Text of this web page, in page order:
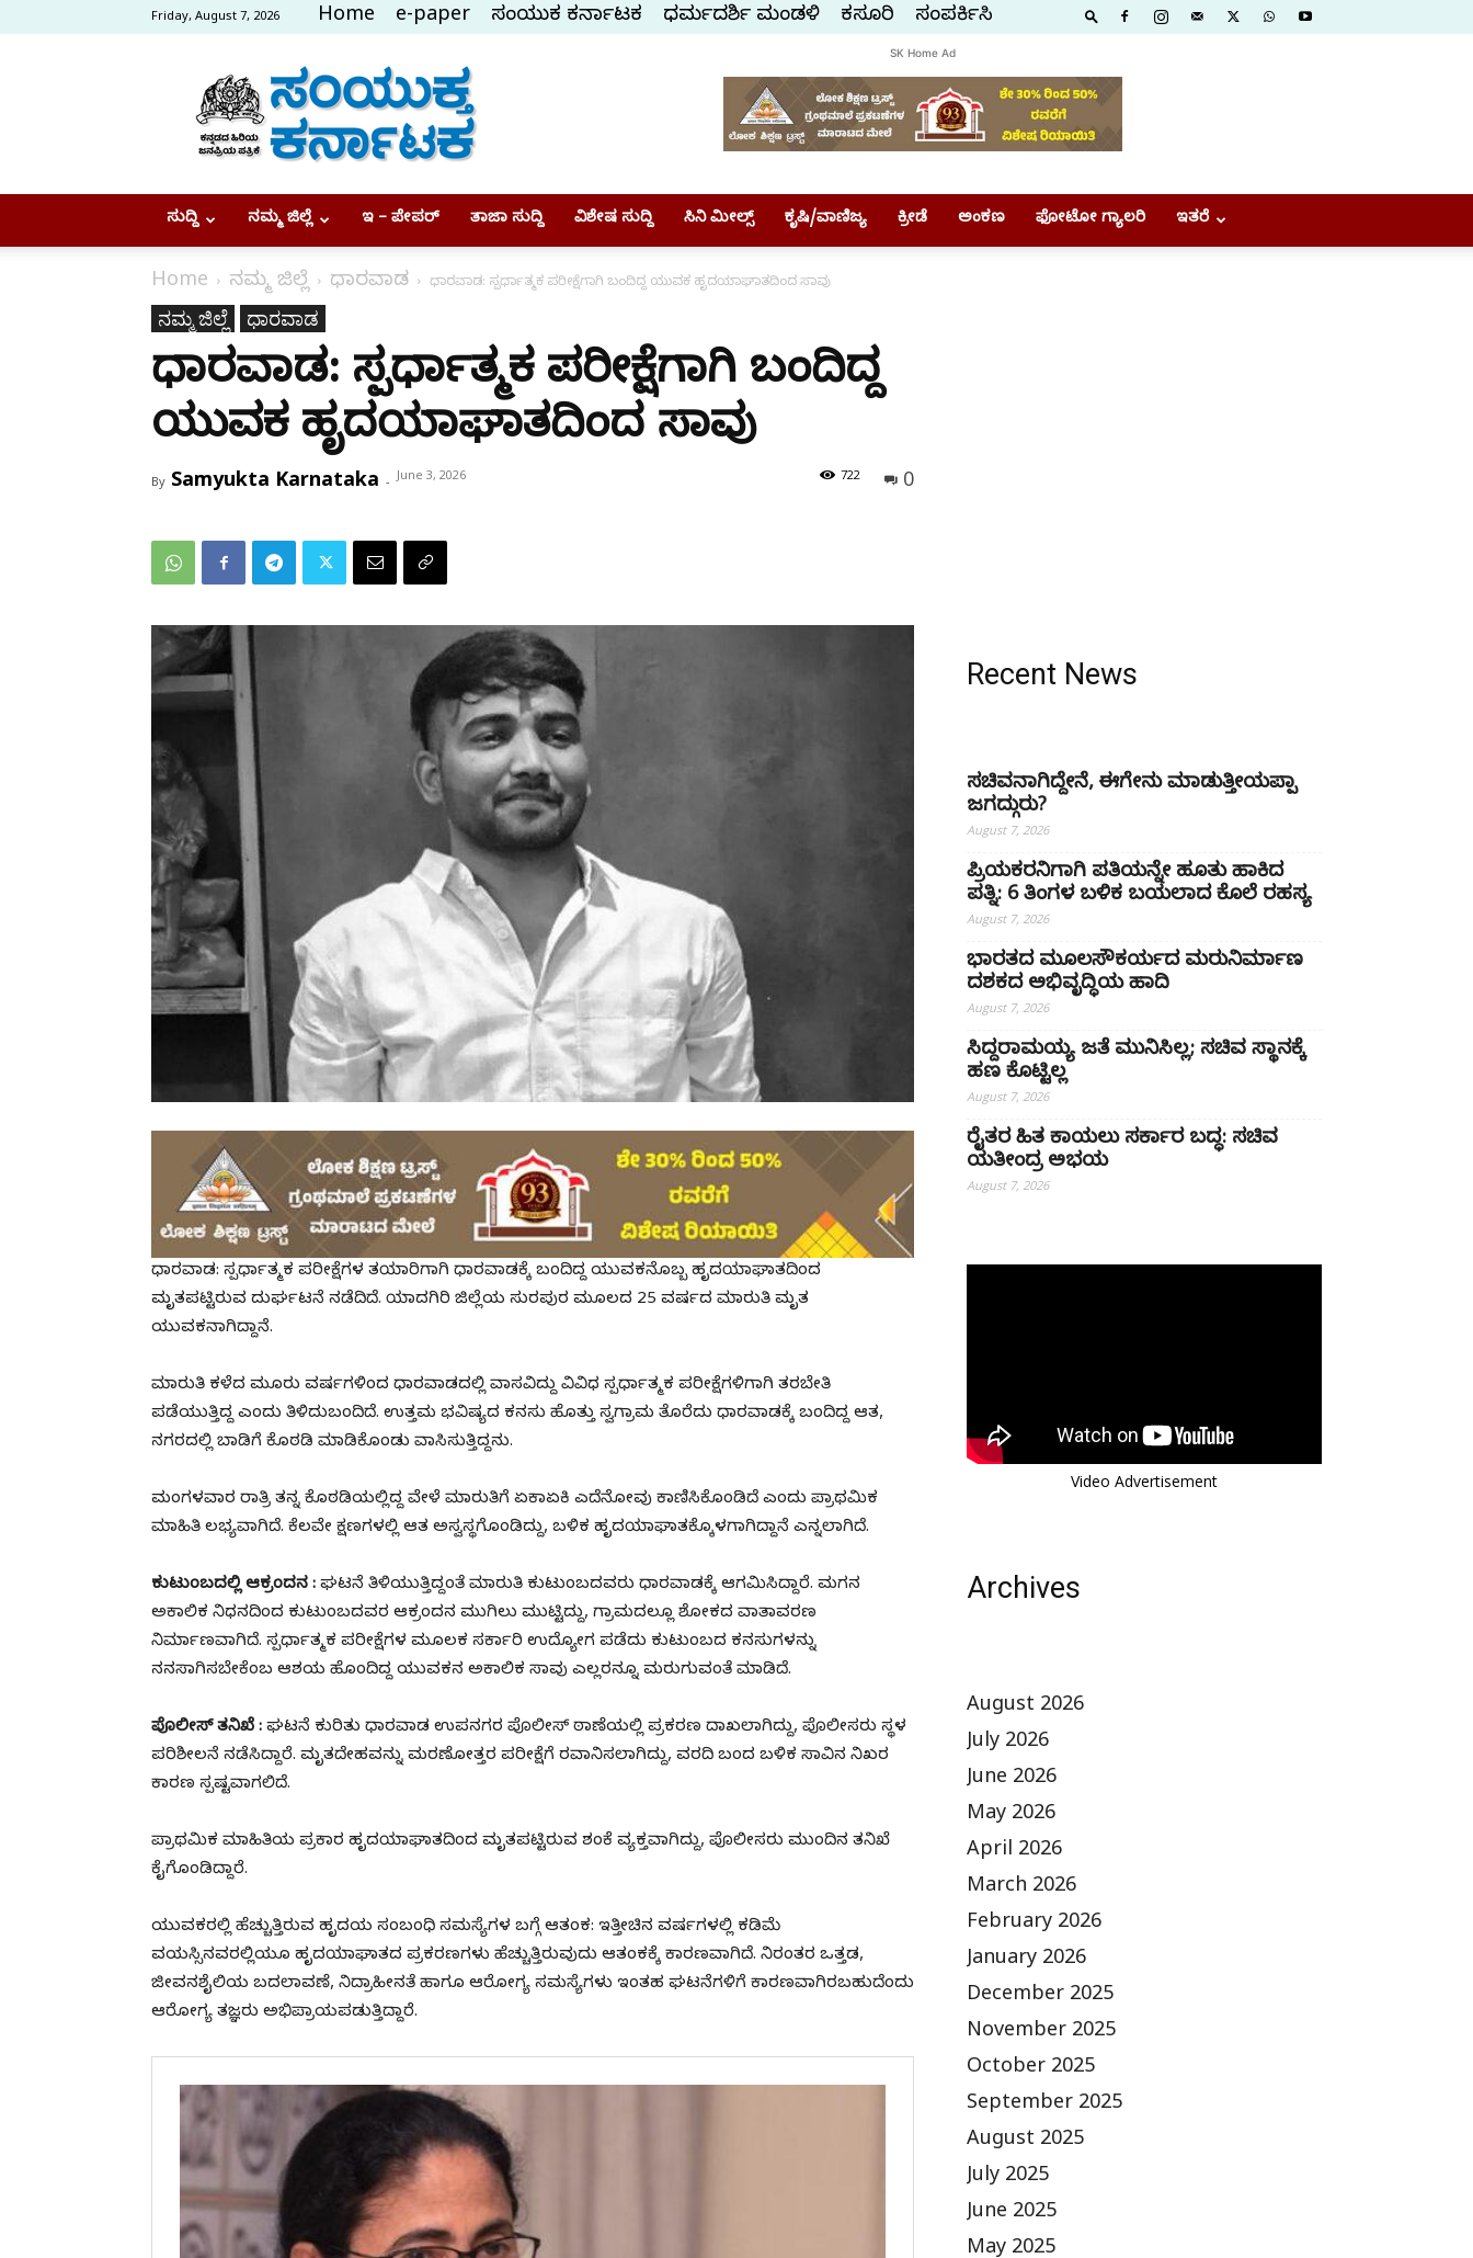
Friday, August 7, 2026 Home e-paper ಸಂಯುಕ್ತ ಕರ್ನಾಟಕ ಧರ್ಮದರ್ಶಿ ಮಂಡಳಿ ಕಸ್ತೂರಿ ಸಂಪರ್ಕಿಸಿ
Samyukta
Karnataka
SK Home Ad
ಸುದ್ದಿ ನಮ್ಮ ಜಿಲ್ಲೆ ಇ – ಪೇಪರ್ ತಾಜಾ ಸುದ್ದಿ ವಿಶೇಷ ಸುದ್ದಿ ಸಿನಿ ಮೀಲ್ಸ್ ಕೃಷಿ/ವಾಣಿಜ್ಯ ಕ್ರೀಡೆ ಅಂಕಣ ಫೋಟೋ ಗ್ಯಾಲರಿ ಇತರೆ
Home ನಮ್ಮ ಜಿಲ್ಲೆ ಧಾರವಾಡ ಧಾರವಾಡ: ಸ್ಪರ್ಧಾತ್ಮಕ ಪರೀಕ್ಷೆಗಾಗಿ ಬಂದಿದ್ದ ಯುವಕ ಹೃದಯಾಘಾತದಿಂದ ಸಾವು
ನಮ್ಮ ಜಿಲ್ಲೆ ಧಾರವಾಡ
ಧಾರವಾಡ: ಸ್ಪರ್ಧಾತ್ಮಕ ಪರೀಕ್ಷೆಗಾಗಿ ಬಂದಿದ್ದ
ಯುವಕ ಹೃದಯಾಘಾತದಿಂದ ಸಾವು
By Samyukta Karnataka - June 3, 2026 0
722
ಧಾರವಾಡ: ಸ್ಪರ್ಧಾತ್ಮಕ ಪರೀಕ್ಷೆಗಳ ತಯಾರಿಗಾಗಿ ಧಾರವಾಡಕ್ಕೆ ಬಂದಿದ್ದ ಯುವಕನೊಬ್ಬ ಹೃದಯಾಘಾತದಿಂದ
ಮೃತಪಟ್ಟಿರುವ ದುರ್ಘಟನೆ ನಡೆದಿದೆ. ಯಾದಗಿರಿ ಜಿಲ್ಲೆಯ ಸುರಪುರ ಮೂಲದ 25 ವರ್ಷದ ಮಾರುತಿ ಮೃತ
ಯುವಕನಾಗಿದ್ದಾನೆ.
ಮಾರುತಿ ಕಳೆದ ಮೂರು ವರ್ಷಗಳಿಂದ ಧಾರವಾಡದಲ್ಲಿ ವಾಸವಿದ್ದು ವಿವಿಧ ಸ್ಪರ್ಧಾತ್ಮಕ ಪರೀಕ್ಷೆಗಳಿಗಾಗಿ ತರಬೇತಿ
ಪಡೆಯುತ್ತಿದ್ದ ಎಂದು ತಿಳಿದುಬಂದಿದೆ. ಉತ್ತಮ ಭವಿಷ್ಯದ ಕನಸು ಹೊತ್ತು ಸ್ವಗ್ರಾಮ ತೊರೆದು ಧಾರವಾಡಕ್ಕೆ ಬಂದಿದ್ದ ಆತ,
ನಗರದಲ್ಲಿ ಬಾಡಿಗೆ ಕೊಠಡಿ ಮಾಡಿಕೊಂಡು ವಾಸಿಸುತ್ತಿದ್ದನು.
ಮಂಗಳವಾರ ರಾತ್ರಿ ತನ್ನ ಕೊಠಡಿಯಲ್ಲಿದ್ದ ವೇಳೆ ಮಾರುತಿಗೆ ಏಕಾಏಕಿ ಎದೆನೋವು ಕಾಣಿಸಿಕೊಂಡಿದೆ ಎಂದು ಪ್ರಾಥಮಿಕ
ಮಾಹಿತಿ ಲಭ್ಯವಾಗಿದೆ. ಕೆಲವೇ ಕ್ಷಣಗಳಲ್ಲಿ ಆತ ಅಸ್ವಸ್ಥಗೊಂಡಿದ್ದು, ಬಳಿಕ ಹೃದಯಾಘಾತಕ್ಕೊಳಗಾಗಿದ್ದಾನೆ ಎನ್ನಲಾಗಿದೆ.
ಕುಟುಂಬದಲ್ಲಿ ಆಕ್ರಂದನ : ಘಟನೆ ತಿಳಿಯುತ್ತಿದ್ದಂತೆ ಮಾರುತಿ ಕುಟುಂಬದವರು ಧಾರವಾಡಕ್ಕೆ ಆಗಮಿಸಿದ್ದಾರೆ. ಮಗನ
ಅಕಾಲಿಕ ನಿಧನದಿಂದ ಕುಟುಂಬದವರ ಆಕ್ರಂದನ ಮುಗಿಲು ಮುಟ್ಟಿದ್ದು, ಗ್ರಾಮದಲ್ಲೂ ಶೋಕದ ವಾತಾವರಣ
ನಿರ್ಮಾಣವಾಗಿದೆ. ಸ್ಪರ್ಧಾತ್ಮಕ ಪರೀಕ್ಷೆಗಳ ಮೂಲಕ ಸರ್ಕಾರಿ ಉದ್ಯೋಗ ಪಡೆದು ಕುಟುಂಬದ ಕನಸುಗಳನ್ನು
ನನಸಾಗಿಸಬೇಕೆಂಬ ಆಶಯ ಹೊಂದಿದ್ದ ಯುವಕನ ಅಕಾಲಿಕ ಸಾವು ಎಲ್ಲರನ್ನೂ ಮರುಗುವಂತೆ ಮಾಡಿದೆ.
ಪೊಲೀಸ್ ತನಿಖೆ : ಘಟನೆ ಕುರಿತು ಧಾರವಾಡ ಉಪನಗರ ಪೊಲೀಸ್ ಠಾಣೆಯಲ್ಲಿ ಪ್ರಕರಣ ದಾಖಲಾಗಿದ್ದು, ಪೊಲೀಸರು ಸ್ಥಳ
ಪರಿಶೀಲನೆ ನಡೆಸಿದ್ದಾರೆ. ಮೃತದೇಹವನ್ನು ಮರಣೋತ್ತರ ಪರೀಕ್ಷೆಗೆ ರವಾನಿಸಲಾಗಿದ್ದು, ವರದಿ ಬಂದ ಬಳಿಕ ಸಾವಿನ ನಿಖರ
ಕಾರಣ ಸ್ಪಷ್ಟವಾಗಲಿದೆ.
ಪ್ರಾಥಮಿಕ ಮಾಹಿತಿಯ ಪ್ರಕಾರ ಹೃದಯಾಘಾತದಿಂದ ಮೃತಪಟ್ಟಿರುವ ಶಂಕೆ ವ್ಯಕ್ತವಾಗಿದ್ದು, ಪೊಲೀಸರು ಮುಂದಿನ ತನಿಖೆ
ಕೈಗೊಂಡಿದ್ದಾರೆ.
ಯುವಕರಲ್ಲಿ ಹೆಚ್ಚುತ್ತಿರುವ ಹೃದಯ ಸಂಬಂಧಿ ಸಮಸ್ಯೆಗಳ ಬಗ್ಗೆ ಆತಂಕ: ಇತ್ತೀಚಿನ ವರ್ಷಗಳಲ್ಲಿ ಕಡಿಮೆ
ವಯಸ್ಸಿನವರಲ್ಲಿಯೂ ಹೃದಯಾಘಾತದ ಪ್ರಕರಣಗಳು ಹೆಚ್ಚುತ್ತಿರುವುದು ಆತಂಕಕ್ಕೆ ಕಾರಣವಾಗಿದೆ. ನಿರಂತರ ಒತ್ತಡ,
ಜೀವನಶೈಲಿಯ ಬದಲಾವಣೆ, ನಿದ್ರಾಹೀನತೆ ಹಾಗೂ ಆರೋಗ್ಯ ಸಮಸ್ಯೆಗಳು ಇಂತಹ ಘಟನೆಗಳಿಗೆ ಕಾರಣವಾಗಿರಬಹುದೆಂದು
ಆರೋಗ್ಯ ತಜ್ಞರು ಅಭಿಪ್ರಾಯಪಡುತ್ತಿದ್ದಾರೆ.
Recent News
ಸಚಿವನಾಗಿದ್ದೇನೆ, ಈಗೇನು ಮಾಡುತ್ತೀಯಪ್ಪಾ
ಜಗದ್ಗುರು?
August 7, 2026
ಪ್ರಿಯಕರನಿಗಾಗಿ ಪತಿಯನ್ನೇ ಹೂತು ಹಾಕಿದ
ಪತ್ನಿ: 6 ತಿಂಗಳ ಬಳಿಕ ಬಯಲಾದ ಕೊಲೆ ರಹಸ್ಯ
August 7, 2026
ಭಾರತದ ಮೂಲಸೌಕರ್ಯದ ಮರುನಿರ್ಮಾಣ
ದಶಕದ ಅಭಿವೃದ್ಧಿಯ ಹಾದಿ
August 7, 2026
ಸಿದ್ದರಾಮಯ್ಯ ಜತೆ ಮುನಿಸಿಲ್ಲ; ಸಚಿವ ಸ್ಥಾನಕ್ಕೆ
ಹಣ ಕೊಟ್ಟಿಲ್ಲ
August 7, 2026
ರೈತರ ಹಿತ ಕಾಯಲು ಸರ್ಕಾರ ಬದ್ಧ: ಸಚಿವ
ಯತೀಂದ್ರ ಅಭಯ
August 7, 2026
Video Advertisement
Archives
August 2026
July 2026
June 2026
May 2026
April 2026
March 2026
February 2026
January 2026
December 2025
November 2025
October 2025
September 2025
August 2025
July 2025
June 2025
May 2025